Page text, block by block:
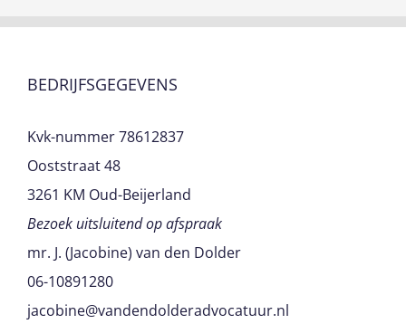
BEDRIJFSGEGEVENS
Kvk-nummer 78612837
Ooststraat 48
3261 KM Oud-Beijerland
Bezoek uitsluitend op afspraak
mr. J. (Jacobine) van den Dolder
06-10891280
jacobine@vandendolderadvocatuur.nl